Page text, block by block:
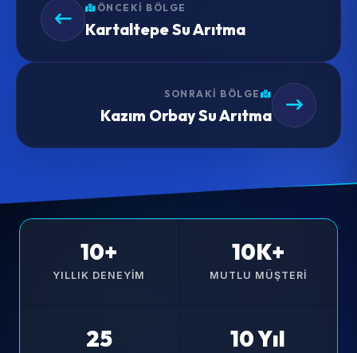
ÖNCEKI BÖLGE
Kartaltepe Su Arıtma
SONRAKI BÖLGE
Kazım Orbay Su Arıtma
10+
YILLIK DENEYIM
10K+
MUTLU MÜŞTERI
25 10 Yıl